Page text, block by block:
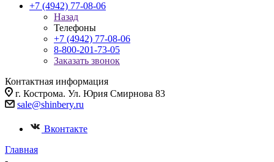
+7 (4942) 77-08-06
Назад
Телефоны
+7 (4942) 77-08-06
8-800-201-73-05
Заказать звонок
Контактная информация
г. Кострома. Ул. Юрия Смирнова 83
sale@shinbery.ru
Вконтакте
Главная